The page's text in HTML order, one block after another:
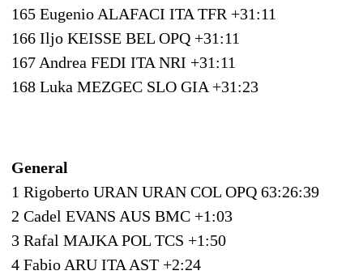
165 Eugenio ALAFACI ITA TFR +31:11
166 Iljo KEISSE BEL OPQ +31:11
167 Andrea FEDI ITA NRI +31:11
168 Luka MEZGEC SLO GIA +31:23
General
1 Rigoberto URAN URAN COL OPQ 63:26:39
2 Cadel EVANS AUS BMC +1:03
3 Rafal MAJKA POL TCS +1:50
4 Fabio ARU ITA AST +2:24